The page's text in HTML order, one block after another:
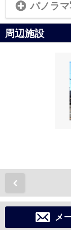
パノラ
周辺施設
メ